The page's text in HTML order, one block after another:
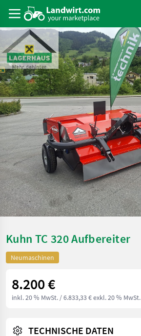
Kuhn TC 320 Aufbereiter
Neumaschinen
8.200 €
inkl. 20 % MwSt. / 6.833,33 € exkl. 20 % MwSt.
TECHNISCHE DATEN